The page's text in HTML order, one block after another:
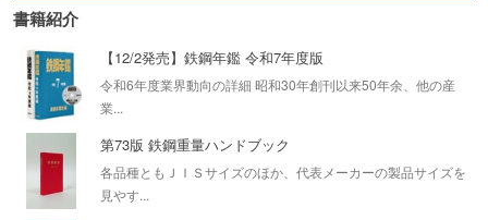
書籍紹介
【12/2発売】鉄鋼年鑑 令和7年度版
令和6年度業界動向の詳細 昭和30年創刊以来50年余、他の産
業...
第73版 鉄鋼重量ハンドブック
各品種ともＪＩＳサイズのほか、代表メーカーの製品サイズを
見やす...